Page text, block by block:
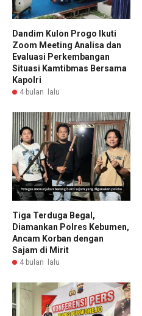
Dandim Kulon Progo Ikuti
Zoom Meeting Analisa dan
Evaluasi Perkembangan
Situasi Kamtibmas Bersama
Kapolri
4 bulan lalu
Tiga Terduga Begal,
Diamankan Polres Kebumen,
Ancam Korban dengan
Sajam di Mirit
4 bulan lalu